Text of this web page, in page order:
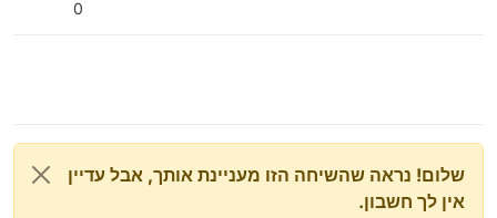
0
שלום! נראה שהשיחה הזו מעניינת אותך, אבל עדיין
אין לך חשבון.